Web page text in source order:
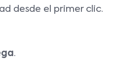
desde el primer clic.
.